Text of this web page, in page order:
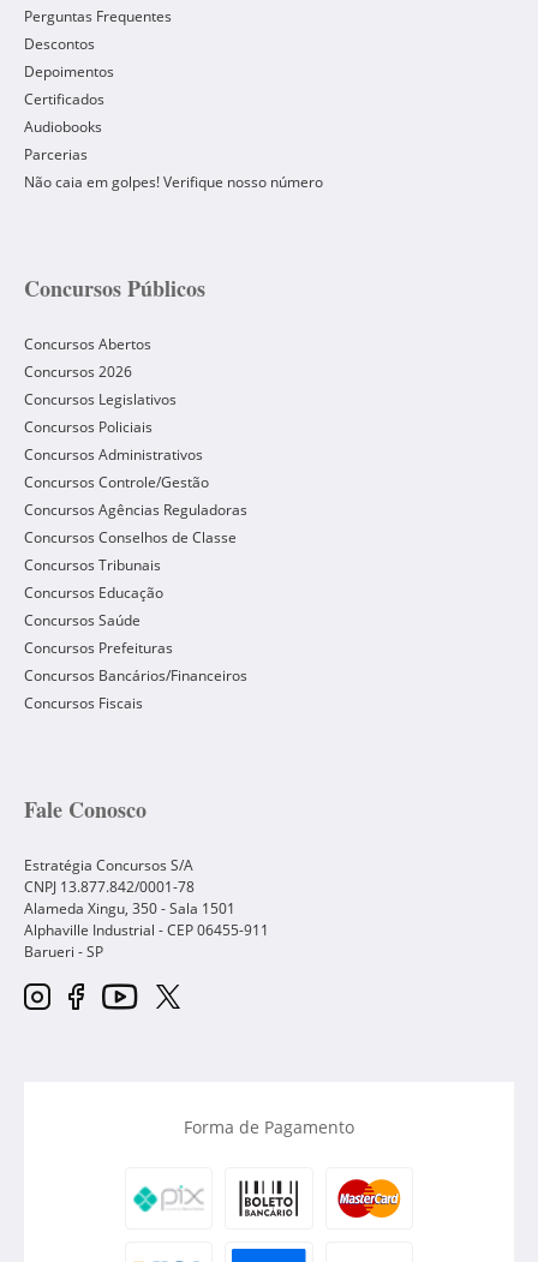
Perguntas Frequentes
Descontos
Depoimentos
Certificados
Audiobooks
Parcerias
Não caia em golpes! Verifique nosso número
Concursos Públicos
Concursos Abertos
Concursos 2026
Concursos Legislativos
Concursos Policiais
Concursos Administrativos
Concursos Controle/Gestão
Concursos Agências Reguladoras
Concursos Conselhos de Classe
Concursos Tribunais
Concursos Educação
Concursos Saúde
Concursos Prefeituras
Concursos Bancários/Financeiros
Concursos Fiscais
Fale Conosco
Estratégia Concursos S/A
CNPJ 13.877.842/0001-78
Alameda Xingu, 350 - Sala 1501
Alphaville Industrial - CEP06455-911
Barueri -SP
Forma de Pagamento